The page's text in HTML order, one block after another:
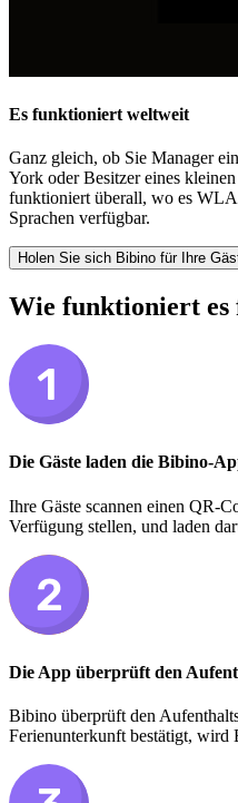
Es funktioniert weltweit
Ganz gleich, ob Sie Manager
York oder Besitzer eines
funktioniert überall, wo es
Sprachen verfügbar.
Holen Sie sich Bibino für Ihre
Wie funktioniert es
Die Gäste laden die Bibino-
Ihre Gäste scannen einen QR-
Verfügung stellen, und laden
Die App überprüft den
Bibino überprüft den
Ferienunterkunft bestätigt,